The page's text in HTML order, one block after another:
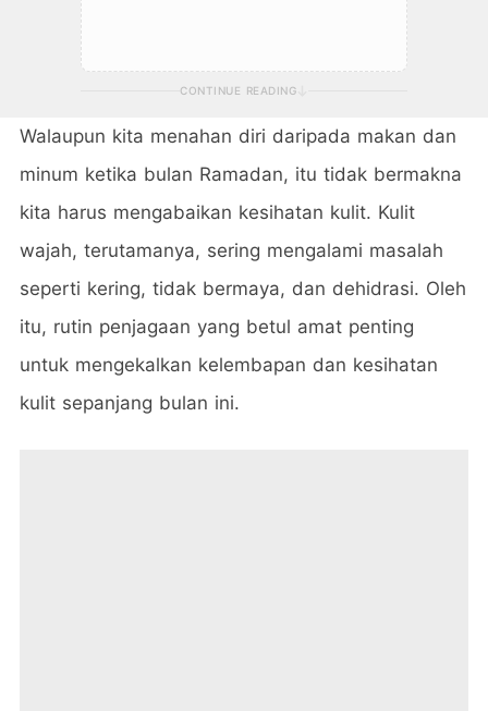
CONTINUE READING
Walaupun kita menahan diri daripada makan dan
minum ketika bulan Ramadan, itu tidak bermakna
kita harus mengabaikan kesihatan kulit. Kulit
wajah, terutamanya, sering mengalami masalah
seperti kering, tidak bermaya, dan dehidrasi. Oleh
itu, rutin penjagaan yang betul amat penting
untuk mengekalkan kelembapan dan kesihatan
kulit sepanjang bulan ini.